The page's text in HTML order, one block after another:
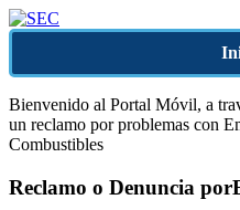
Bienvenido al Portal Móvil, a
un reclamo por problemas con
Combustibles
Reclamo o Denuncia por